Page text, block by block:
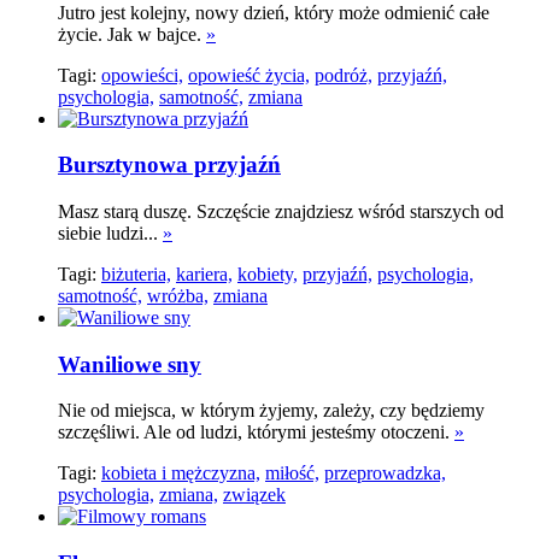
Jutro jest kolejny, nowy dzień, który może odmienić całe
życie. Jak w bajce. »
Tagi: opowieści, opowieść życia, podróż, przyjaźń,
psychologia, samotność, zmiana
Bursztynowa przyjaźń
Masz starą duszę. Szczęście znajdziesz wśród starszych od
siebie ludzi... »
Tagi: biżuteria, kariera, kobiety, przyjaźń, psychologia,
samotność, wróżba, zmiana
Waniliowe sny
Nie od miejsca, w którym żyjemy, zależy, czy będziemy
szczęśliwi. Ale od ludzi, którymi jesteśmy otoczeni. »
Tagi: kobieta i mężczyzna, miłość, przeprowadzka,
psychologia, zmiana, związek